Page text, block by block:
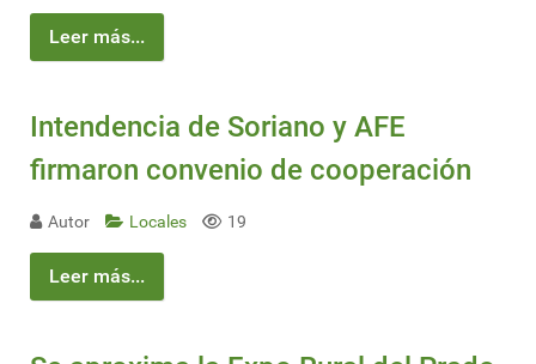
Leer más...
Intendencia de Soriano y AFE
firmaron convenio de cooperación
Autor Locales 19
Leer más...